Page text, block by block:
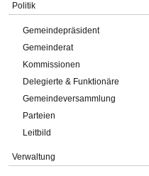
Politik
Gemeindepräsident
Gemeinderat
Kommissionen
Delegierte & Funktionäre
Gemeindeversammlung
Parteien
Leitbild
Verwaltung